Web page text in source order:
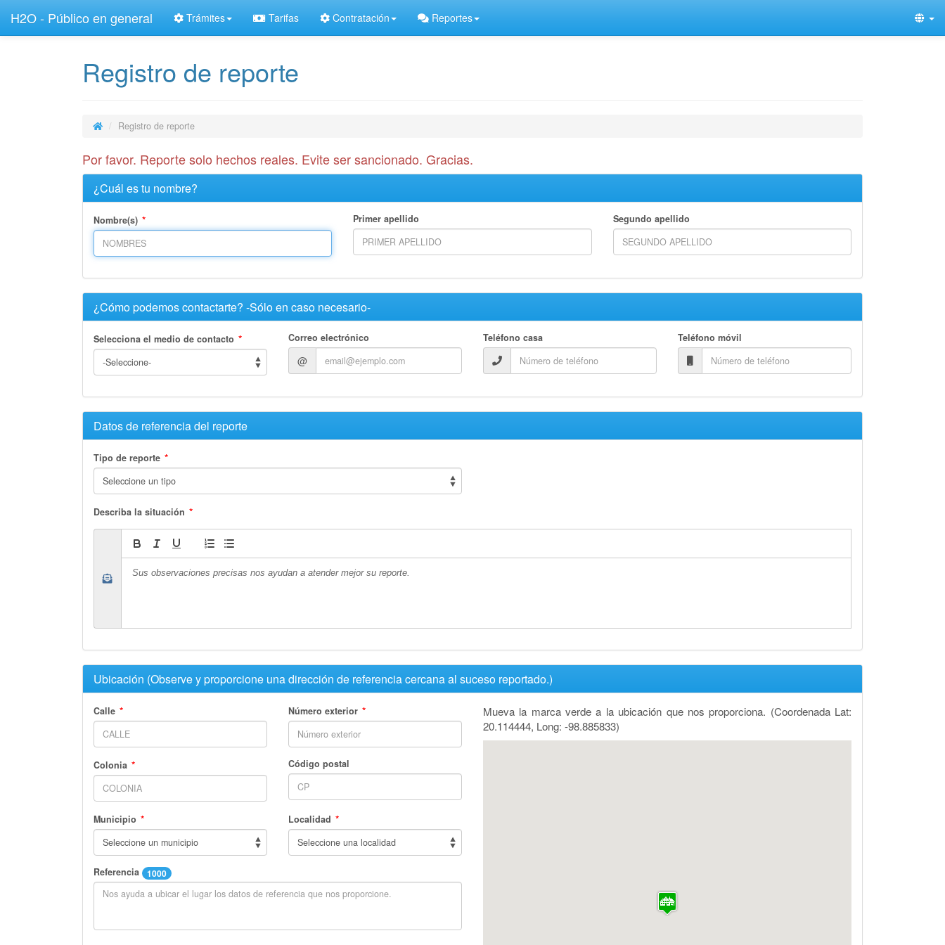
H2O - Público en general Trámites Tarifas Contratación Reportes
Registro de reporte
Registro de reporte
Por favor. Reporte solo hechos reales. Evite ser sancionado. Gracias.
¿Cuál es tu nombre?
Nombre(s) * Primer apellido Segundo apellido
¿Cómo podemos contactarte? -Sólo en caso necesario-
Selecciona el medio de contacto * Correo electrónico
@
Teléfono casa Teléfono móvil
Datos de referencia del reporte
Tipo de reporte *
Describa la situación *
Ubicación (Observe y proporcione una dirección de referencia cercana al suceso reportado.)
Calle * Número exterior *
Colonia * Código postal
Municipio * Localidad *
Referencia 1000
Mueva la marca verde a la ubicación que nos proporciona. (Coordenada Lat:
20.114444, Long: -98.885833)